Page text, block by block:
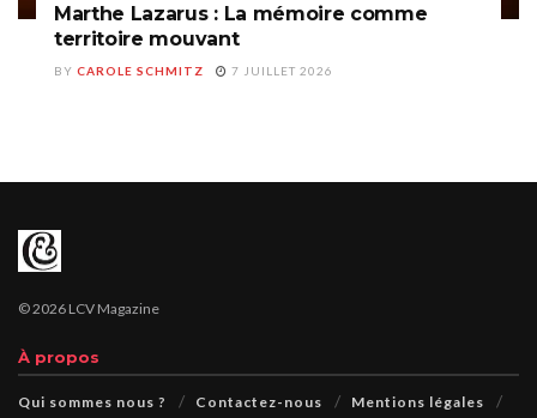
Marthe Lazarus : La mémoire comme
territoire mouvant
BY CAROLE SCHMITZ 7 JUILLET 2026
© 2026 LCV Magazine
À propos
Qui sommes nous ? Contactez-nous Mentions légales